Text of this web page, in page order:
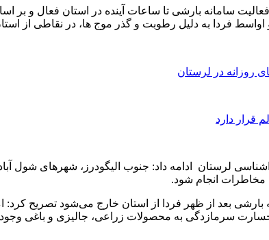
سامانه بارشی تا ساعات آینده در استان فعال و بر
فردا به دلیل رطوبت و گذر موج ها، در نقاطی از
روزانه در لرستان
قرار دارد
لرستان ادامه داد: جنوب الیگودرز، شهر‌های
انجام شود.
بارشی بعد از ظهر فردا از استان خارج می‌شود
خسارت سرمازدگی به محصولات زراعی، جالیزی و باغی